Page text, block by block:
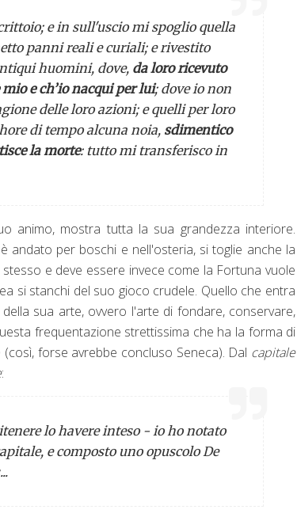
e in sull'uscio mi spoglio quella
panni reali e curiali; e rivestito
huomini, dove, da loro ricevuto
e ch’io nacqui per lui; dove io non
delle loro azioni; e quelli per loro
di tempo alcuna noia, sdimentico
la morte: tutto mi transferisco in
animo, mostra tutta la sua grandezza interiore.
andato per boschi e nell'osteria, si toglie anche la
e deve essere invece come la Fortuna vuole
si stanchi del suo gioco crudele. Quello che entra
sua arte, ovvero l'arte di fondare, conservare,
frequentazione strettissima che ha la forma di
forse avrebbe concluso Seneca). Dal capitale
:
lo havere inteso - io ho notato
e composto uno opuscoloDe
...